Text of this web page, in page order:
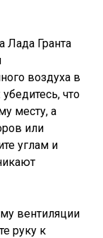
Лада Гранта
воздуха в
что
месту, а
или
углам и
вентиляции
руку к